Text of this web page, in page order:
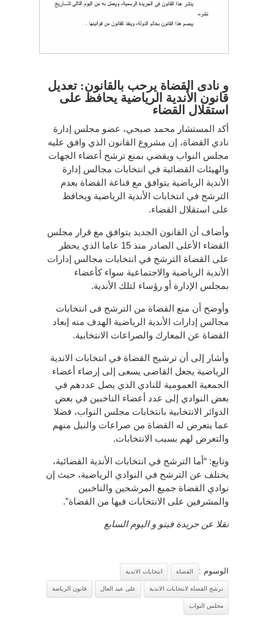
و نادى القضاة يرحب بالقانون: تعديل
قانون الأندية الرياضية يحافظ على
استقلال القضاء
أكد المستشار محمد صبحي، عضو مجلس إدارة
نادي القضاة، إن مشروع القانون الذي وافق عليه
مجلس النواب ويقضي بمنع ترشح أعضاء الجهات
والهيئات القضائية في انتخابات مجالس إدارة
الأندية الرياضية يتوافق مع قناعة القضاة بعدم
الترشح في انتخابات الأندية الرياضية ويحافظ
على استقلال القضاء.
وأضاف أن القانون الجديد يتوافق مع قرار مجلس
القضاء الأعلى الصادر منذ 15 عاما الذي يحظر
على القضاة الترشح في انتخابات مجالس إدارات
الأندية الرياضية والاجتماعية سواء كأعضاء
بمجلس الإدارة أو رؤساء لتلك الأندية.
وأوضح أن منع القضاة من الترشح فى انتخابات
مجالس إدارات الأندية الرياضية الهدف منه إبعاد
القضاة عن المعارك والصراعات الانتخابية.
وأشار إلى أن ترشيح القضاة في انتخابات الاندية
الرياضية يجعل القاضى يسعى إلى إرضاء أعضاء
الجمعية العمومية للنادي الذي يصل عددهم في
بعض النوادي إلى عدد أعضاء الناخبين في بعض
الدوائر الانتخابية بانتخابات مجلس النواب، فضلا
عما يتعرض له القضاة من صراعات والنيل منهم
والتعرض لهم بسبب الانتخابات.
وتابع: “أما الترشح في انتخابات الأندية القضائية،
يختلف عن الترشح في النوادي الرياضية، حيث إن
نوادي القضاة جميع المرشحين والناخبين
والمشرفين على الانتخابات فيها من القضاة”.
نقلا عن جريدة فيتو و اليوم السابع
الوسوم : القضاة انتخابات الاندية
ترشح القضاة لانتخابات الاندية على عبد العال قانون الرياضة
مجلس النواب